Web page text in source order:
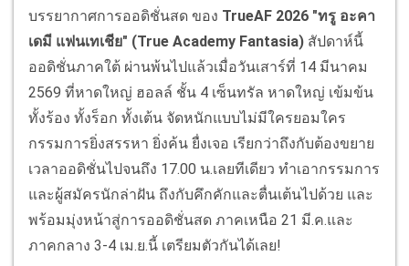
บรรยากาศการออดิชั่นสด ของ TrueAF 2026 "ทรู อะคา
เดมี แฟนเทเชีย" (True Academy Fantasia) สัปดาห์นี้
ออดิชั่นภาคใต้ ผ่านพ้นไปแล้วเมื่อวันเสาร์ที่ 14 มีนาคม
2569 ที่หาดใหญ่ ฮอลล์ ชั้น 4 เซ็นทรัล หาดใหญ่ เข้มข้น
ทั้งร้อง ทั้งร็อก ทั้งเต้น จัดหนักแบบไม่มีใครยอมใคร
กรรมการยิ่งสรรหา ยิ่งค้น ยื่งเจอ เรียกว่าถึงกับต้องขยาย
เวลาออดิชั่นไปจนถึง 17.00 น.เลยทีเดียว ทำเอากรรมการ
และผู้สมัครนักล่าฝัน ถึงกับคึกคักและตื่นเต้นไปด้วย และ
พร้อมมุ่งหน้าสู่การออดิชั่นสด ภาคเหนือ 21 มี.ค.และ
ภาคกลาง 3-4 เม.ย.นี้ เตรียมตัวกันได้เลย!